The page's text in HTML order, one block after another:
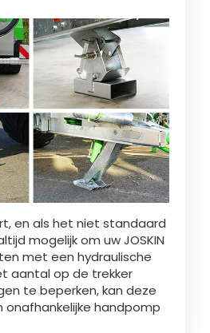
Eesti keel
Slovenija
kalba
republika
Srpski
мова
en als het niet standaard
mogelijk om uw JOSKIN
met een hydraulische
aantal op de trekker
te beperken, kan deze
handpomp